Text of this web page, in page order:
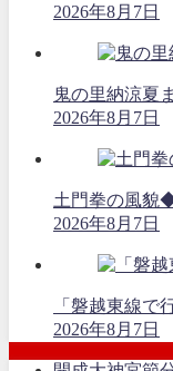
2026年8月7日
鬼の里納涼夏
2026年8月7日
土門拳の風貌
2026年8月7日
「磐越東線で
2026年8月7日